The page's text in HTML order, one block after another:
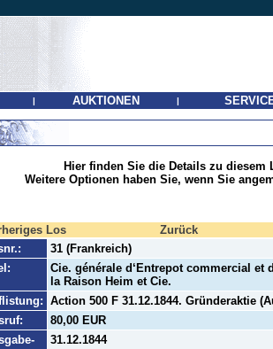
| AUKTIONEN |
Hier finden Sie die Details zu diesem
Weitere Optionen haben Sie, wenn Sie
Los Zurück
31 (Frankreich)
Cie. générale d‘Entrepot commercial et
la Raison Heim et Cie.
Action 500 F 31.12.1844. Gründeraktie
80,00 EUR
31.12.1844